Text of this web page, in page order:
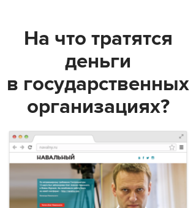
На что тратятся
деньги
в государственных
организациях?